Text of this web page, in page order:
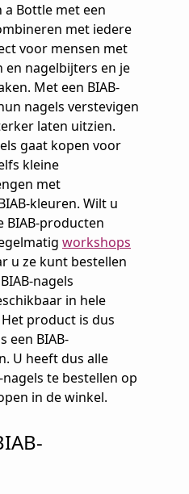
a Bottle met een
met iedere
voor mensen met
en nagelbijters en je
Met een BIAB-
nagels verstevigen
laten uitzien.
gaat kopen voor
kleine
met
kleuren. Wilt u
BIAB-producten
workshops
u ze kunt bestellen
nagels
in hele
product is dus
een BIAB-
U heeft dus alle
te bestellen op
in de winkel.